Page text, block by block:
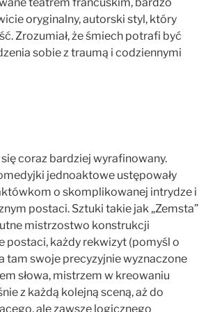
oryginalny, autorski styl, który
Zrozumiał, że śmiech potrafi być
sobie z traumą i codziennymi
coraz bardziej wyrafinowany.
jednoaktowe ustępowały
o skomplikowanej intrydze i
postaci. Sztuki takie jak „Zemsta”
mistrzostwo konstrukcji
postaci, każdy rekwizyt (pomyśl o
tam swoje precyzyjnie wyznaczone
słowa, mistrzem w kreowaniu
z każdą kolejną sceną, aż do
ale zawsze logicznego